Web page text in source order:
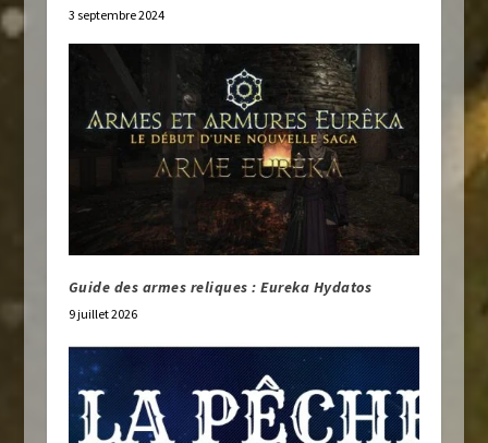
3 septembre 2024
Guide des armes reliques : Eureka Hydatos
9 juillet 2026